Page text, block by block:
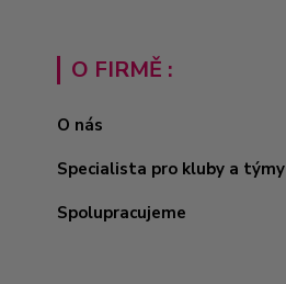
O FIRMĚ :
O nás
Specialista pro kluby a týmy
Spolupracujeme